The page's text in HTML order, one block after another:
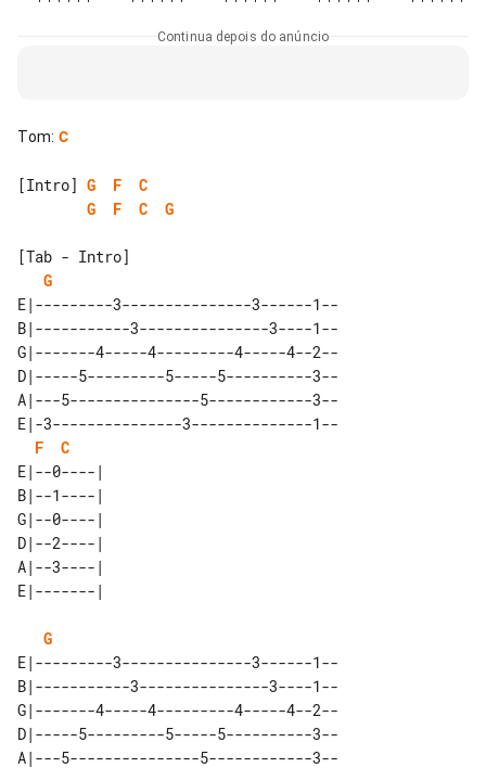
Continua depois do anúncio
Tom: C
[Intro] G F
C
G
F C G
[Tab - Intro]
G
E|---------3---------------3------1--
B|-----------3---------------3----1--
G|-------4-----4---------4-----4--2--
D|-----5---------5-----5----------3--
A|---5---------------5------------3--
E|-3---------------3--------------1--
F
C
E|--0----|
B|--1----|
G|--0----|
D|--2----|
A|--3----|
G
E|---------3---------------3------1--
B|-----------3---------------3----1--
G|-------4-----4---------4-----4--2--
D|-----5---------5-----5----------3--
A|---5---------------5------------3--